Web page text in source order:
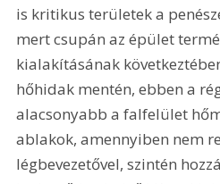
is kritikus területek a
mert csupán az épület
kialakításának
hőhidak mentén, ebben a
alacsonyabb a falfelület
ablakok, amennyiben nem
légbevezetővel, szintén